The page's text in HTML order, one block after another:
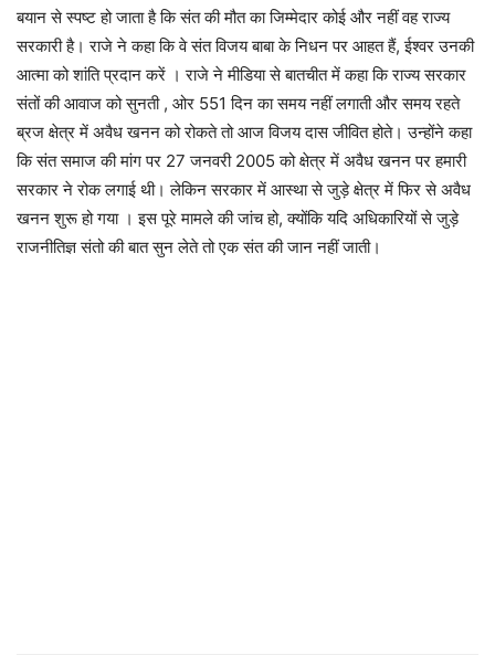
बयान से स्पष्ट हो जाता है कि संत की मौत का जिम्मेदार कोई और नहीं वह राज्य
सरकारी है। राजे ने कहा कि वे संत विजय बाबा के निधन पर आहत हैं, ईश्वर उनकी
आत्मा को शांति प्रदान करें । राजे ने मीडिया से बातचीत में कहा कि राज्य सरकार
संतों की आवाज को सुनती , ओर 551 दिन का समय नहीं लगाती और समय रहते
ब्रज क्षेत्र में अवैध खनन को रोकते तो आज विजय दास जीवित होते। उन्होंने कहा
कि संत समाज की मांग पर 27 जनवरी 2005 को क्षेत्र में अवैध खनन पर हमारी
सरकार ने रोक लगाई थी। लेकिन सरकार में आस्था से जुड़े क्षेत्र में फिर से अवैध
खनन शुरू हो गया । इस पूरे मामले की जांच हो, क्योंकि यदि अधिकारियों से जुड़े
राजनीतिज्ञ संतो की बात सुन लेते तो एक संत की जान नहीं जाती।